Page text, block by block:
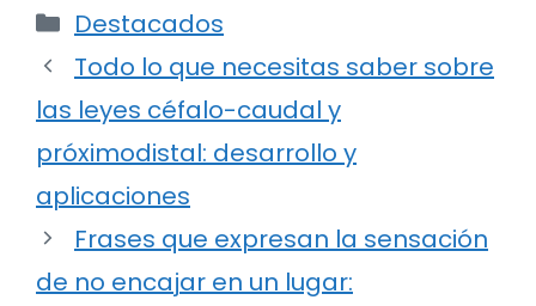
Categorías
Destacados
Todo lo que necesitas saber sobre
las leyes céfalo-caudal y
próximodistal: desarrollo y
aplicaciones
Frases que expresan la sensación
de no encajar en un lugar: